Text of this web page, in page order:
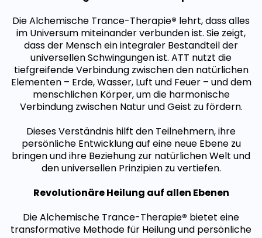
Die Alchemische Trance-Therapie® lehrt, dass alles
im Universum miteinander verbunden ist. Sie zeigt,
dass der Mensch ein integraler Bestandteil der
universellen Schwingungen ist. ATT nutzt die
tiefgreifende Verbindung zwischen den natürlichen
Elementen – Erde, Wasser, Luft und Feuer – und dem
menschlichen Körper, um die harmonische
Verbindung zwischen Natur und Geist zu fördern.
Dieses Verständnis hilft den Teilnehmern, ihre
persönliche Entwicklung auf eine neue Ebene zu
bringen und ihre Beziehung zur natürlichen Welt und
den universellen Prinzipien zu vertiefen.
Revolutionäre Heilung auf allen Ebenen
Die Alchemische Trance-Therapie® bietet eine
transformative Methode für Heilung und persönliche